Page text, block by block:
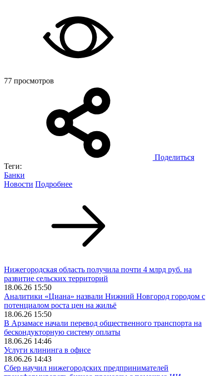
77 просмотров
Поделиться
Теги:
Банки
Новости Подробнее
Нижегородская область получила почти 4 млрд руб. на
развитие сельских территорий
18.06.26 15:50
Аналитики «Циана» назвали Нижний Новгород городом с
потенциалом роста цен на жильё
18.06.26 15:50
В Арзамасе начали перевод общественного транспорта на
бескондукторную систему оплаты
18.06.26 14:46
Услуги клининга в офисе
18.06.26 14:43
Сбер научил нижегородских предпринимателей